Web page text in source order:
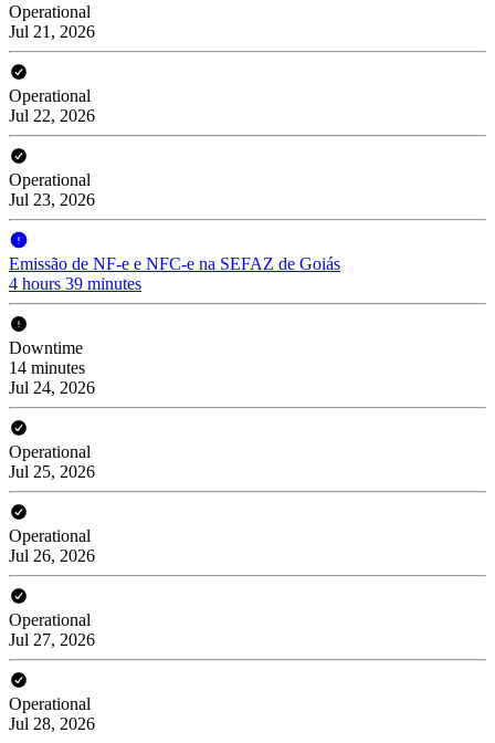
Operational
Jul 21, 2026
Operational
Jul 22, 2026
Operational
Jul 23, 2026
Emissão de NF-e e NFC-e na SEFAZ de Goiás
4 hours 39 minutes
Downtime
14 minutes
Jul 24, 2026
Operational
Jul 25, 2026
Operational
Jul 26, 2026
Operational
Jul 27, 2026
Operational
Jul 28, 2026